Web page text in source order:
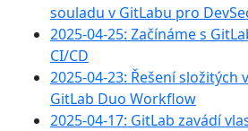
souladu v GitLabu pro
2025-04-25: Začínáme s
CI/CD
2025-04-23: Řešení složitých
GitLab Duo Workflow
2025-04-17: GitLab zavádí